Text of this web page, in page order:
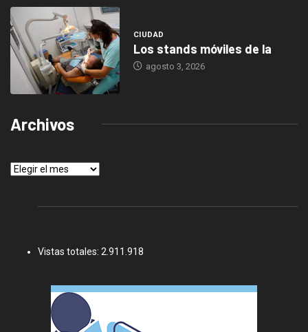
CIUDAD
Los stands móviles de la
agosto 3, 2026
Archivos
Archivos
Vistas totales: 2.911.918